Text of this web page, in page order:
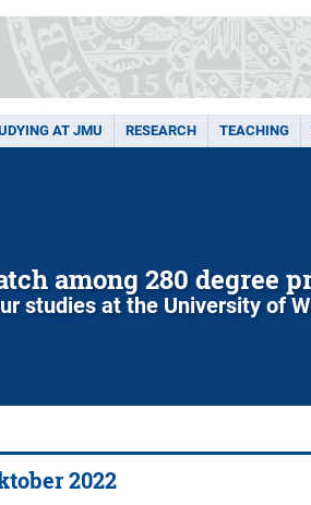
AT JMU RESEARCH TEACHING
among 280 degree
studies at the University of
2022